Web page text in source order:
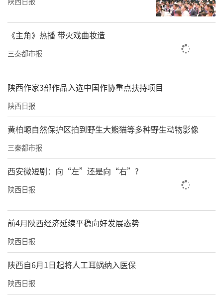
《主角》热播 带火戏曲妆造
三秦都市报
陕西作家3部作品入选中国作协重点扶持项目
陕西日报
黄柏塬自然保护区拍到野生大熊猫等多种野生动物影像
三秦都市报
西安微短剧：向“左”还是向“右”?
陕西日报
前4月陕西经济延续平稳向好发展态势
陕西日报
陕西自6月1日起将人工耳蜗纳入医保
陕西日报